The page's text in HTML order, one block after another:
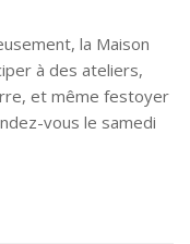
la Maison
à des ateliers,
et même festoyer
vous le samedi